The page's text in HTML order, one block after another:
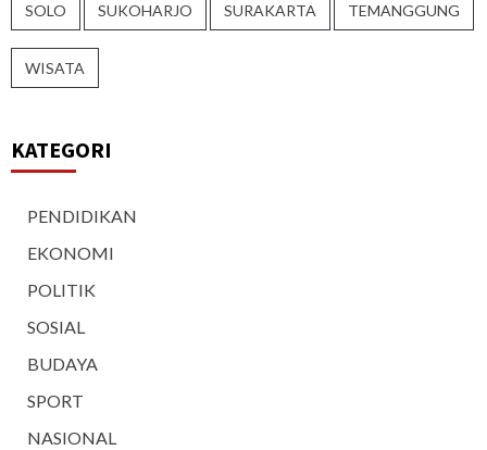
SOLO SUKOHARJO SURAKARTA TEMANGGUNG
WISATA
KATEGORI
PENDIDIKAN
EKONOMI
POLITIK
SOSIAL
BUDAYA
SPORT
NASIONAL